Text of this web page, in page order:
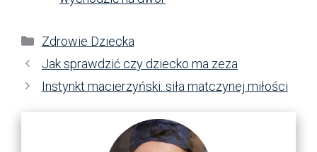
Kategorie
Zdrowie Dziecka
Jak sprawdzić czy dziecko ma zeza
Instynkt macierzyński: siła matczynej miłości